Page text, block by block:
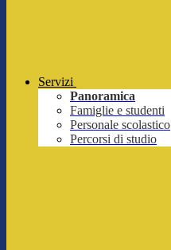
Servizi
Panoramica
Famiglie e studenti
Personale scolastico
Percorsi di studio